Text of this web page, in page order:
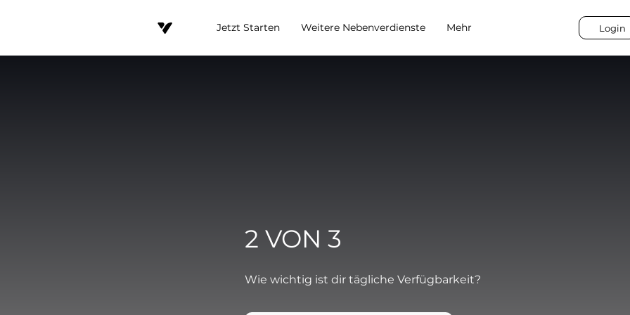
Jetzt Starten Weitere Nebenverdienste Mehr Login
2 VON 3
Wie wichtig ist dir tägliche Verfügbarkeit?